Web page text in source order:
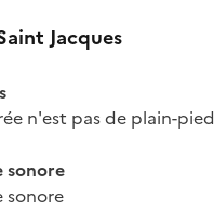
Jacques
n'est pas de plain-pied
sonore
sonore